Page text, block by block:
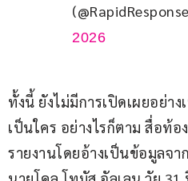
2026
ทั้งนี้ ยังไม่มีการเปิดเผยอย่า
เป็นใคร อย่างไรก็ตาม สื่อท้
รายงานโดยอ้างเป็นข้อมูลจ